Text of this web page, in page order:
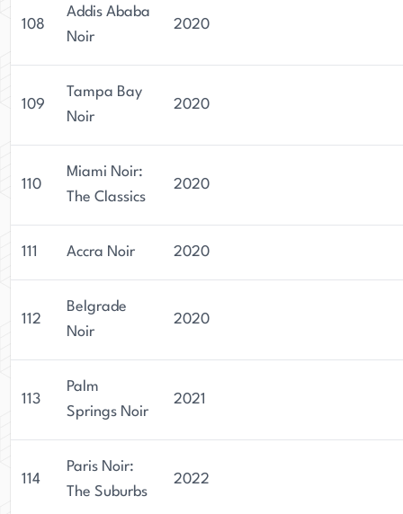
108
Addis Ababa
Noir
2020
109
Tampa Bay
Noir
2020
110
Miami Noir:
The Classics
2020
111 Accra Noir 2020
112
Belgrade
Noir
2020
113
Palm
Springs Noir
2021
114
Paris Noir:
The Suburbs
2022